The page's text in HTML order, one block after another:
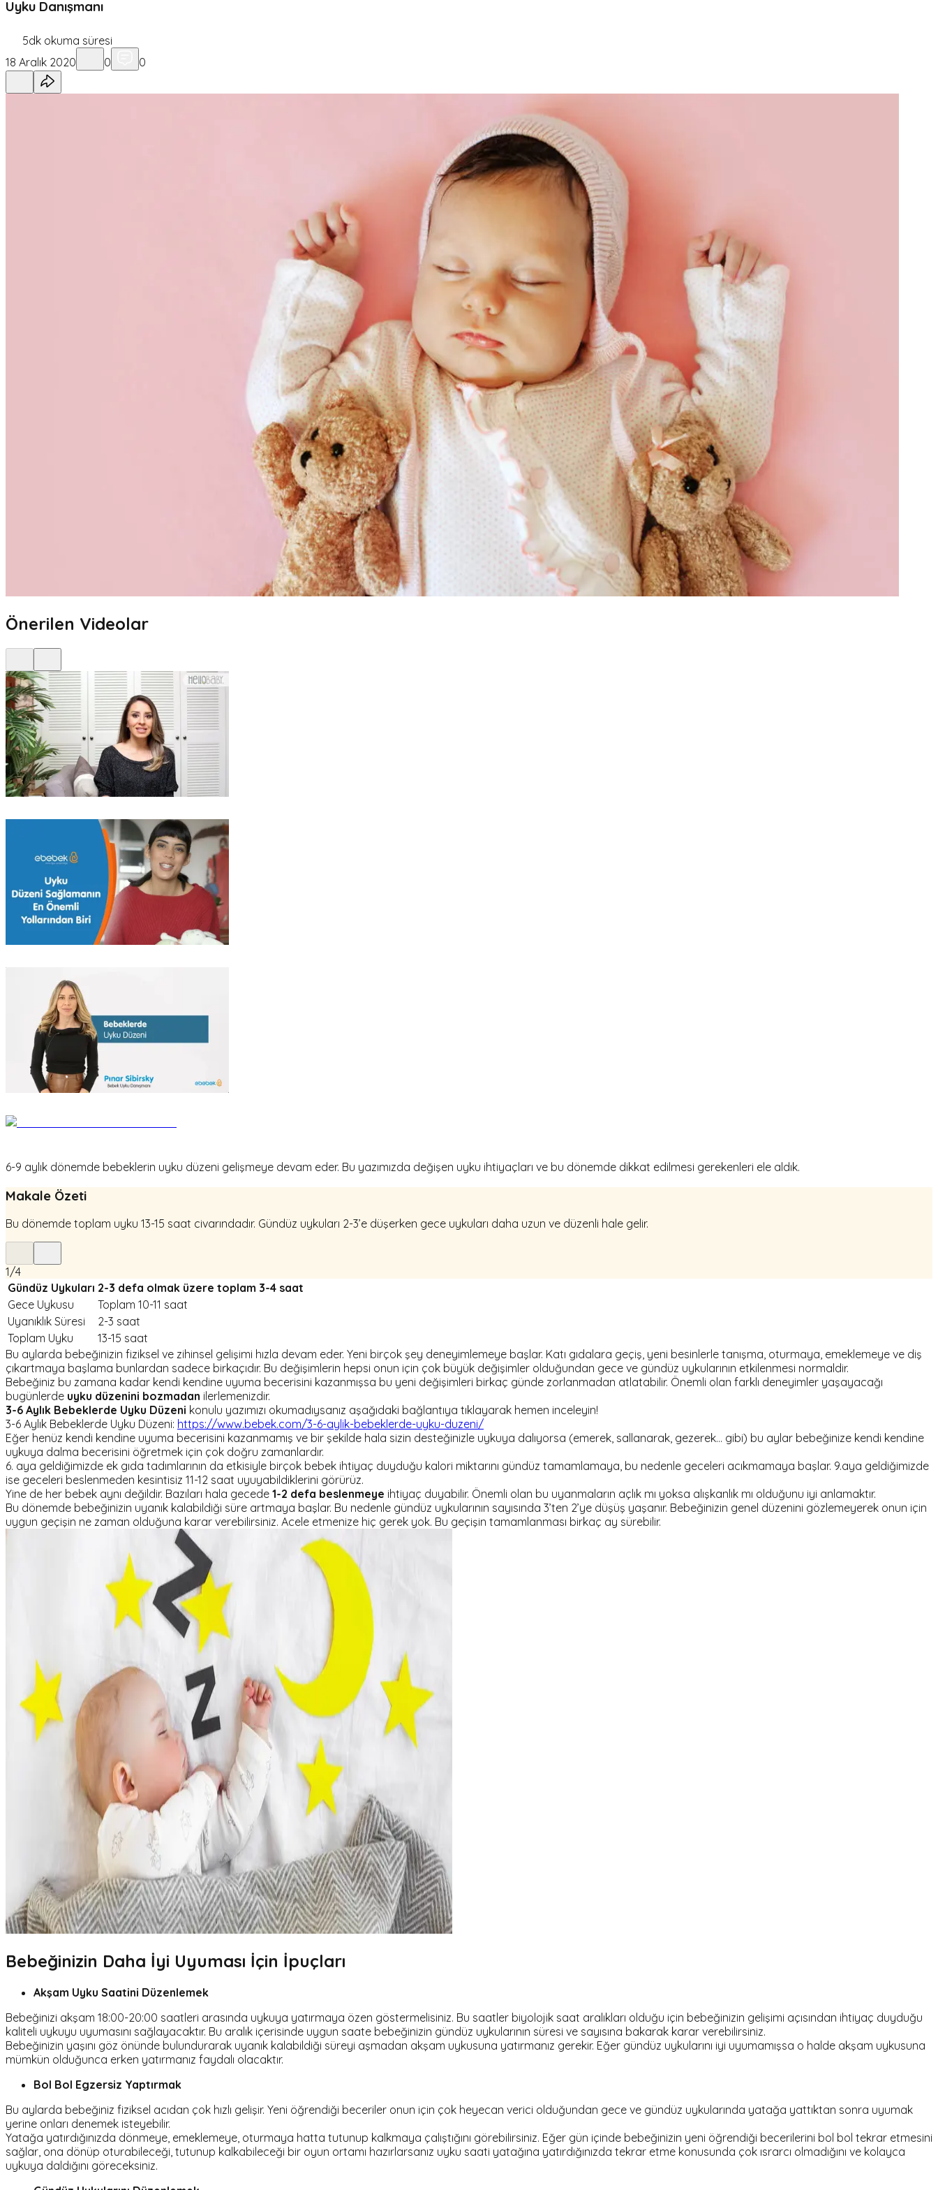
Uyku Danışmanı
5dk okuma süresi
18 Aralık 2020
0 0
Önerilen Videolar
6-9 aylık dönemde bebeklerin uyku düzeni gelişmeye devam eder. Bu yazımızda değişen uyku ihtiyaçları ve bu dönemde dikkat edilmesi gerekenleri ele aldık.
Makale Özeti
Bu dönemde toplam uyku 13-15 saat civarındadır. Gündüz uykuları 2-3’e düşerken gece uykuları daha uzun ve düzenli hale gelir.
1/4
Gündüz Uykuları 2-3 defa olmak üzere toplam 3-4 saat
Gece Uykusu
Toplam 10-11 saat
Uyanıklık Süresi
2-3 saat
Toplam Uyku
13-15 saat
Bu aylarda bebeğinizin fiziksel ve zihinsel gelişimi hızla devam eder. Yeni birçok şey deneyimlemeye başlar. Katı gıdalara geçiş, yeni besinlerle tanışma, oturmaya, emeklemeye ve diş
çıkartmaya başlama bunlardan sadece birkaçıdır. Bu değişimlerin hepsi onun için çok büyük değişimler olduğundan gece ve gündüz uykularının etkilenmesi normaldir.
Bebeğiniz bu zamana kadar kendi kendine uyuma becerisini kazanmışsa bu yeni değişimleri birkaç günde zorlanmadan atlatabilir. Önemli olan farklı deneyimler yaşayacağı
bugünlerde uyku düzenini bozmadan ilerlemenizdir.
3-6 Aylık Bebeklerde Uyku Düzeni konulu yazımızı okumadıysanız aşağıdaki bağlantıya tıklayarak hemen inceleyin!
3-6 Aylık Bebeklerde Uyku Düzeni: https://www.bebek.com/3-6-aylik-bebeklerde-uyku-duzeni/
Eğer henüz kendi kendine uyuma becerisini kazanmamış ve bir şekilde hala sizin desteğinizle uykuya dalıyorsa (emerek, sallanarak, gezerek… gibi) bu aylar bebeğinize kendi kendine
uykuya dalma becerisini öğretmek için çok doğru zamanlardır.
6. aya geldiğimizde ek gıda tadımlarının da etkisiyle birçok bebek ihtiyaç duyduğu kalori miktarını gündüz tamamlamaya, bu nedenle geceleri acıkmamaya başlar. 9.aya geldiğimizde
ise geceleri beslenmeden kesintisiz 11-12 saat uyuyabildiklerini görürüz.
Yine de her bebek aynı değildir. Bazıları hala gecede 1-2 defa beslenmeye ihtiyaç duyabilir. Önemli olan bu uyanmaların açlık mı yoksa alışkanlık mı olduğunu iyi anlamaktır.
Bu dönemde bebeğinizin uyanık kalabildiği süre artmaya başlar. Bu nedenle gündüz uykularının sayısında 3’ten 2’ye düşüş yaşanır. Bebeğinizin genel düzenini gözlemeyerek onun için
uygun geçişin ne zaman olduğuna karar verebilirsiniz. Acele etmenize hiç gerek yok. Bu geçişin tamamlanması birkaç ay sürebilir.
Bebeğinizin Daha İyi Uyuması İçin İpuçları
Akşam Uyku Saatini Düzenlemek
Bebeğinizi akşam 18:00-20:00 saatleri arasında uykuya yatırmaya özen göstermelisiniz. Bu saatler biyolojik saat aralıkları olduğu için bebeğinizin gelişimi açısından ihtiyaç duyduğu
kaliteli uykuyu uyumasını sağlayacaktır. Bu aralık içerisinde uygun saate bebeğinizin gündüz uykularının süresi ve sayısına bakarak karar verebilirsiniz.
Bebeğinizin yaşını göz önünde bulundurarak uyanık kalabildiği süreyi aşmadan akşam uykusuna yatırmanız gerekir. Eğer gündüz uykularını iyi uyumamışsa o halde akşam uykusuna
mümkün olduğunca erken yatırmanız faydalı olacaktır.
Bol Bol Egzersiz Yaptırmak
Bu aylarda bebeğiniz fiziksel acıdan çok hızlı gelişir. Yeni öğrendiği beceriler onun için çok heyecan verici olduğundan gece ve gündüz uykularında yatağa yattıktan sonra uyumak
yerine onları denemek isteyebilir.
Yatağa yatırdığınızda dönmeye, emeklemeye, oturmaya hatta tutunup kalkmaya çalıştığını görebilirsiniz. Eğer gün içinde bebeğinizin yeni öğrendiği becerilerini bol bol tekrar etmesini
sağlar, ona dönüp oturabileceği, tutunup kalkabileceği bir oyun ortamı hazırlarsanız uyku saati yatağına yatırdığınızda tekrar etme konusunda çok ısrarcı olmadığını ve kolayca
uykuya daldığını göreceksiniz.